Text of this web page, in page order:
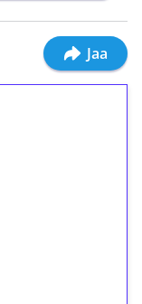
Jaa